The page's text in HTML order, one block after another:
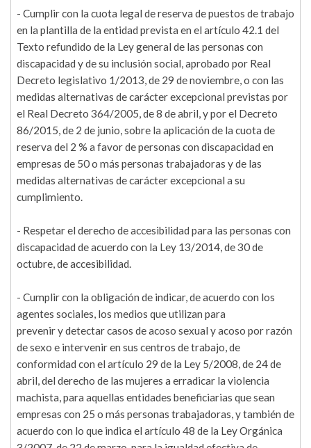
- Cumplir con la cuota legal de reserva de puestos de trabajo
en la plantilla de la entidad prevista en el artículo 42.1 del
Texto refundido de la Ley general de las personas con
discapacidad y de su inclusión social, aprobado por Real
Decreto legislativo 1/2013, de 29 de noviembre, o con las
medidas alternativas de carácter excepcional previstas por
el Real Decreto 364/2005, de 8 de abril, y por el Decreto
86/2015, de 2 de junio, sobre la aplicación de la cuota de
reserva del 2 % a favor de personas con discapacidad en
empresas de 50 o más personas trabajadoras y de las
medidas alternativas de carácter excepcional a su
cumplimiento.
- Respetar el derecho de accesibilidad para las personas con
discapacidad de acuerdo con la Ley 13/2014, de 30 de
octubre, de accesibilidad.
- Cumplir con la obligación de indicar, de acuerdo con los
agentes sociales, los medios que utilizan para
prevenir y detectar casos de acoso sexual y acoso por razón
de sexo e intervenir en sus centros de trabajo, de
conformidad con el artículo 29 de la Ley 5/2008, de 24 de
abril, del derecho de las mujeres a erradicar la violencia
machista, para aquellas entidades beneficiarias que sean
empresas con 25 o más personas trabajadoras, y también de
acuerdo con lo que indica el artículo 48 de la Ley Orgánica